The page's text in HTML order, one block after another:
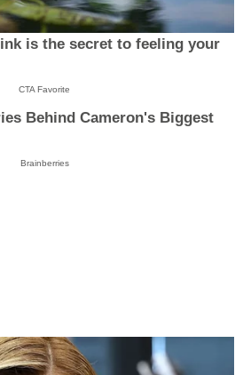
is the secret to feeling your
CTA Favorite
Behind Cameron's Biggest
Brainberries